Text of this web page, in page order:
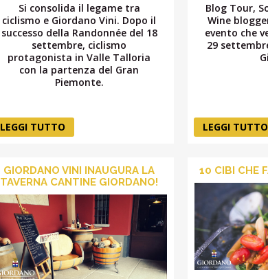
Si consolida il legame tra
ciclismo e Giordano Vini. Dopo il
successo della Randonnée del 18
settembre, ciclismo
protagonista in Valle Talloria
con la partenza del Gran
Piemonte.
LEGGI TUTTO
Blog Tour,
Wine
evento che
29
LEGGI TUTTO
GIORDANO VINI INAUGURA LA
TAVERNA CANTINE GIORDANO!
10 CIBI CHE